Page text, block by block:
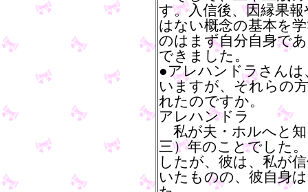
す。入信後、因縁果
はない概念の基本を
のはまず自分自身で
できました。
●アレハンドラさん
いますが、それらの
れたのですか。
アレハンドラ
私が夫・ホルへと知
三）年のことでした
したが、彼は、私が
いたものの、彼自身